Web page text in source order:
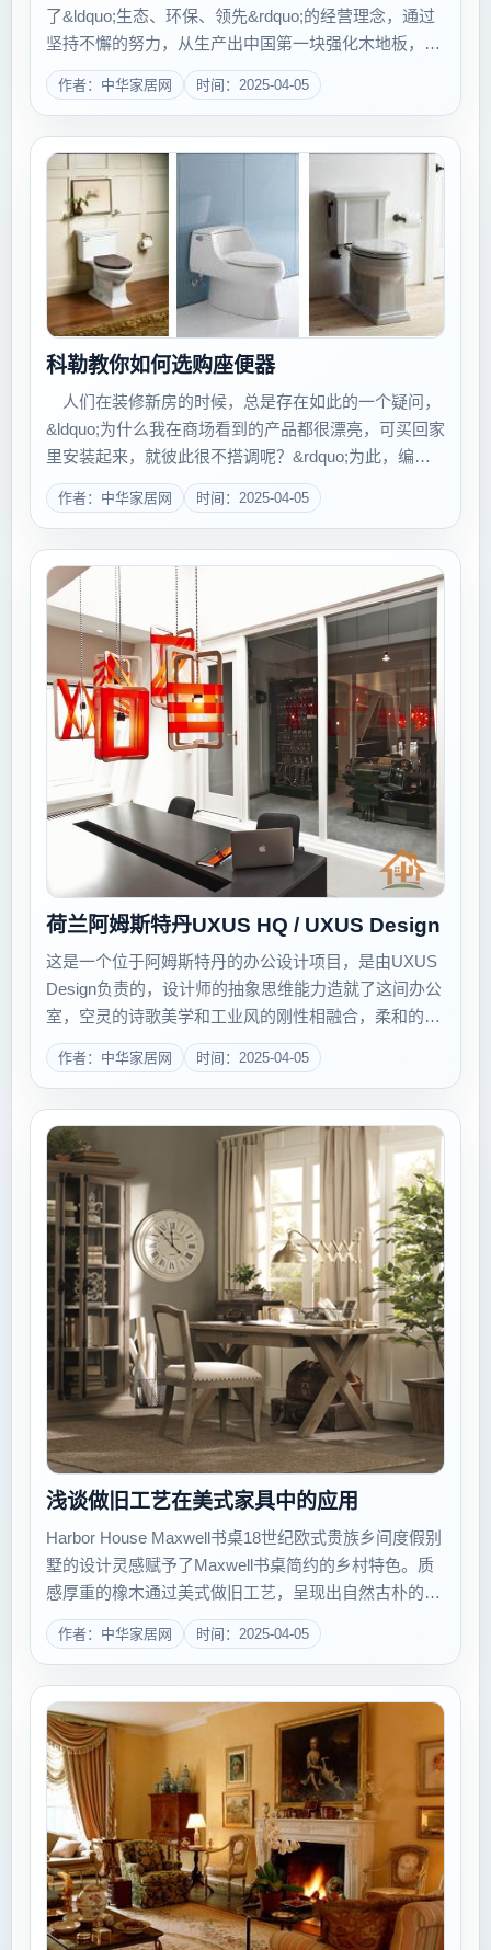
了&ldquo;生态、环保、领先&rdquo;的经营理念，通过
坚持不懈的努力，从生产出中国第一块强化木地板，到
产品远销全世界80余个国家地区，升达获得了无数荣
誉。 十六年期间，升达是强化木地板国家标准起草
作者：中华家居网 时间：2025-04-05
科勒教你如何选购座便器
人们在装修新房的时候，总是存在如此的一个疑问，
&ldquo;为什么我在商场看到的产品都很漂亮，可买回家
里安装起来，就彼此很不搭调呢？&rdquo;为此，编者
走访了上海最大的科勒设计中心，采访了多位知名设计
师，希望以卫浴空间由点及面的告诉你，到底该如何选
作者：中华家居网 时间：2025-04-05
荷兰阿姆斯特丹UXUS HQ / UXUS Design
这是一个位于阿姆斯特丹的办公设计项目，是由UXUS
Design负责的，设计师的抽象思维能力造就了这间办公
室，空灵的诗歌美学和工业风的刚性相融合，柔和的尖
锐，新与旧，透明度和隐私的碰撞，一个时刻充满着新
作者：中华家居网 时间：2025-04-05
浅谈做旧工艺在美式家具中的应用
Harbor House Maxwell书桌18世纪欧式贵族乡间度假别
墅的设计灵感赋予了Maxwell书桌简约的乡村特色。质
感厚重的橡木通过美式做旧工艺，呈现出自然古朴的丝
刷效果，透露着延续百年的历史传承感。对于初次接触
美式家具的朋友来说，&ldquo;何为美式家...
作者：中华家居网 时间：2025-04-05